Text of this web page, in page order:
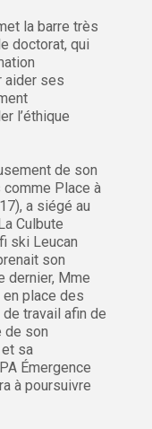
la barre très
doctorat, qui
aider ses
l’éthique
de son
comme Place à
a siégé au
Culbute
ski Leucan
son
dernier, Mme
place des
travail afin de
de son
sa
Émergence
à poursuivre